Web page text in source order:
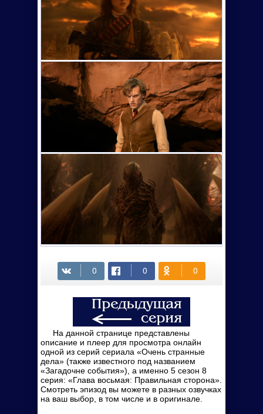
На данной странице представлены
описание и плеер для просмотра онлайн
одной из серий сериала «Очень странные
дела» (также известного под названием
«Загадочне события»), а именно 5 сезон 8
серия: «Глава восьмая: Правильная сторона».
Смотреть эпизод вы можете в разных озвучках
на ваш выбор, в том числе и в оригинале.